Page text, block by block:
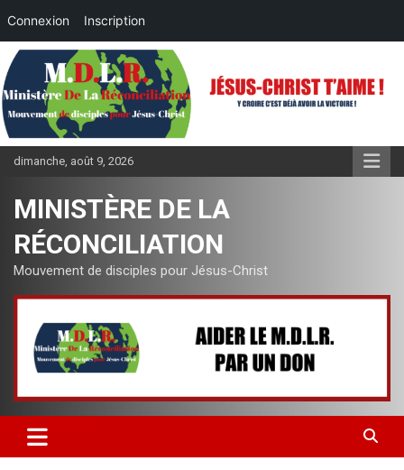
Connexion Inscription
Aller
au
contenu
dimanche, août 9, 2026
MINISTÈRE DE LA
RÉCONCILIATION
Mouvement de disciples pour Jésus-Christ